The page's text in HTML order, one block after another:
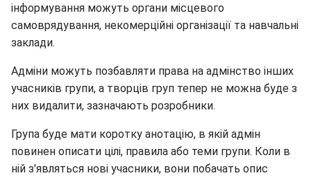
інформування можуть органи місцевого
самоврядування, некомерційні організації та навчальні
заклади.
Адміни можуть позбавляти права на адмінство інших
учасників групи, а творців груп тепер не можна буде з
них видалити, зазначають розробники.
Група буде мати коротку анотацію, в якій адмін
повинен описати цілі, правила або теми групи. Коли в
ній з'являться нові учасники, вони побачать опис